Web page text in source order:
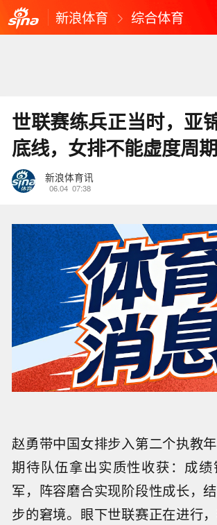
新浪体育 综合体育
世联赛练兵正当时，亚
底线，女排不能虚度周期
新浪体育讯
06.04 07:38
赵勇带中国女排步入第二个执教
期待队伍拿出实质性收获：成
军，阵容磨合实现阶段性成长，
步的窘境。眼下世联赛正在进行